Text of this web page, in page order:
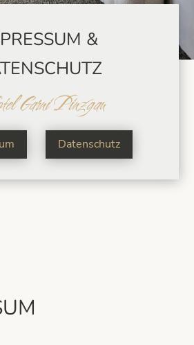
&
Garni Pinzgau
Datenschutz